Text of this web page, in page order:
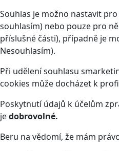
Souhlas je možno nastavit
souhlasím) nebo pouze pro
příslušné části), případně je
Nesouhlasím).
Při udělení souhlasu
cookies může docházet k
Poskytnutí údajů k účelům
jedobrovolné.
Beru na vědomí, že mám